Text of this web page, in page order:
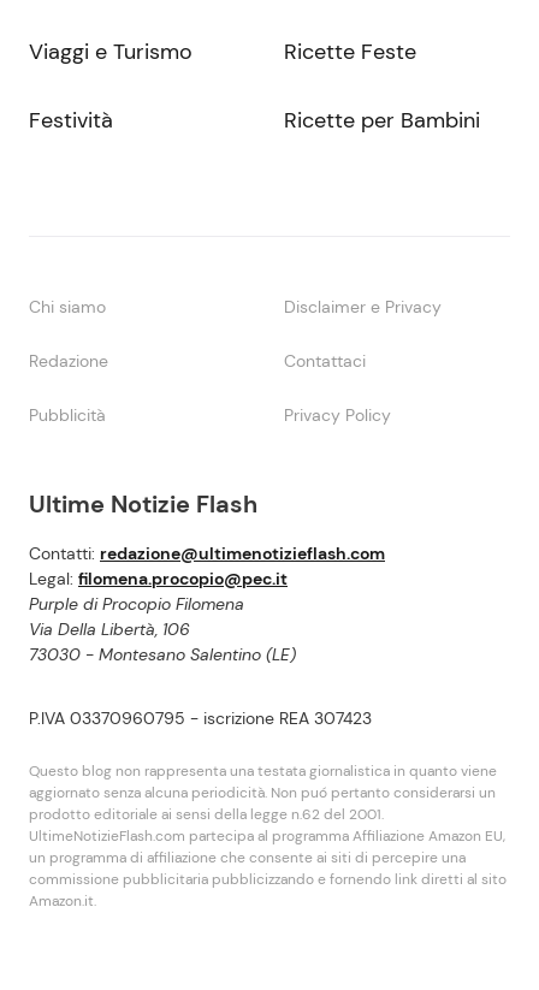
Ultime Notizie Flash
Contatti: redazione@ultimenotizieflash.com
Legal: filomena.procopio@pec.it
Purple di Procopio Filomena
Via Della Libertà, 106
73030 - Montesano Salentino (LE)
P.IVA 03370960795 - iscrizione REA 307423
Questo blog non rappresenta una testata giornalistica in quanto viene
aggiornato senza alcuna periodicità. Non puó pertanto considerarsi un
prodotto editoriale ai sensi della legge n.62 del 2001.
UltimeNotizieFlash.com partecipa al programma Affiliazione Amazon EU,
un programma di affiliazione che consente ai siti di percepire una
commissione pubblicitaria pubblicizzando e fornendo link diretti al sito
Amazon.it.
Viaggi e Turismo
Festività
Ricette Feste
Ricette per Bambini
Chi siamo Disclaimer e Privacy
Redazione Contattaci
Pubblicità Privacy Policy